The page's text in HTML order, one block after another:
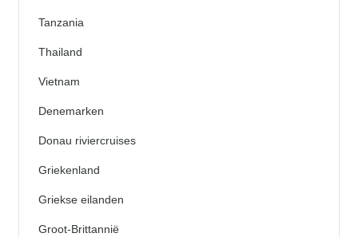
Tanzania
Thailand
Vietnam
Denemarken
Donau riviercruises
Griekenland
Griekse eilanden
Groot-Brittannië